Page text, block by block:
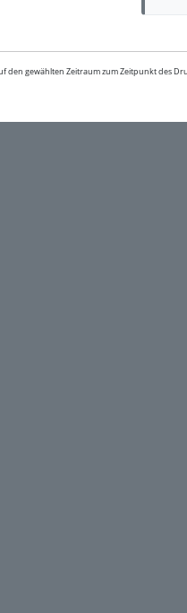
den gewählten Zeitraum zum Zeitpunkt des